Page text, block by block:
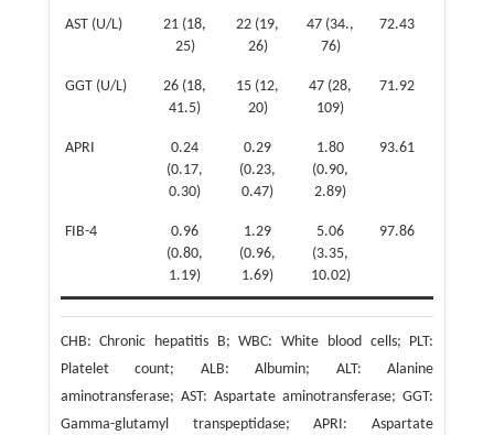
AST (U/L)
21 (18,
25)
22 (19,
26)
47 (34.,
76)
72.43
GGT (U/L)
26 (18,
41.5)
15 (12,
20)
47 (28,
109)
71.92
APRI
0.24
(0.17,
0.30)
0.29
(0.23,
0.47)
1.80
(0.90,
2.89)
93.61
FIB-4
0.96
(0.80,
1.19)
1.29
(0.96,
1.69)
5.06
(3.35,
10.02)
97.86
CHB: Chronic hepatitis B; WBC: White blood cells; PLT:
Platelet count; ALB: Albumin; ALT: Alanine
aminotransferase; AST: Aspartate aminotransferase; GGT:
Gamma-glutamyl transpeptidase; APRI: Aspartate